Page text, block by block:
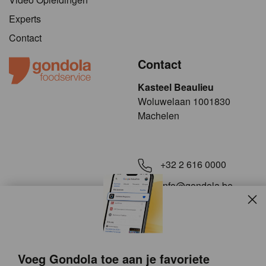
Voeg Gondola toe aan je favoriete
Experts
Contact
Contact
Kasteel Beaulieu
​​​Woluwelaan 1001830
Machelen
+32 2 616 0000
info@gondola.be
Volg ons op